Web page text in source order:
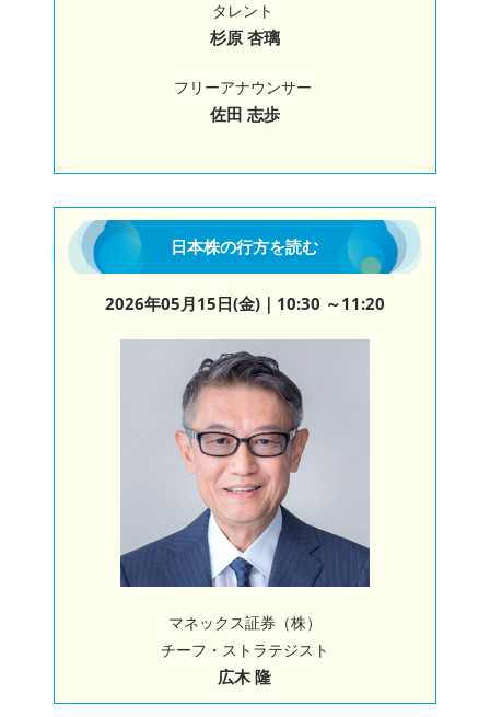
タレント
杉原 杏璃
フリーアナウンサー
佐田 志歩
日本株の行方を読む
2026年05月15日(金)｜10:30 ～11:20
マネックス証券（株）
チーフ・ストラテジスト
広木 隆